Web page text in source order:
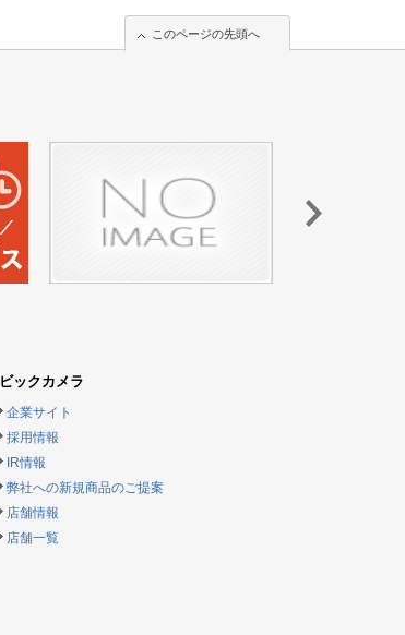
このページの先頭へ
ビックカメラ
企業サイト
採用情報
IR情報
弊社への新規商品のご提案
店舗情報
店舗一覧
このページの先頭へ